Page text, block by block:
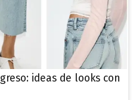
ideas de looks con